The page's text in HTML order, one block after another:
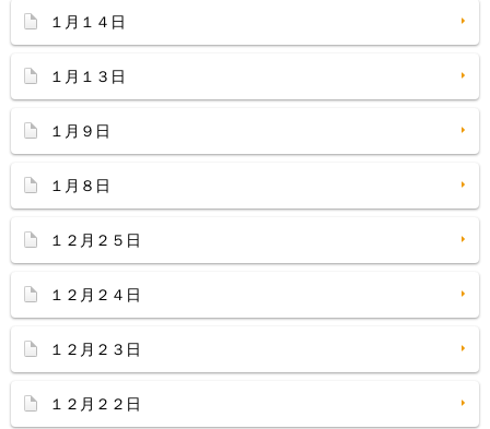
１月１４日
１月１３日
１月９日
１月８日
１２月２５日
１２月２４日
１２月２３日
１２月２２日